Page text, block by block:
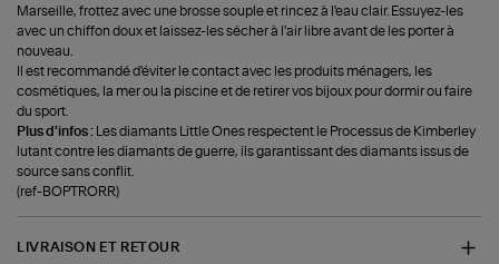
Marseille, frottez avec une brosse souple et rincez à l'eau clair. Essuyez-les
avec un chiffon doux et laissez-les sécher à l'air libre avant de les porter à
nouveau.
Il est recommandé d'éviter le contact avec les produits ménagers, les
cosmétiques, la mer ou la piscine et de retirer vos bijoux pour dormir ou faire
du sport.
Plus d'infos :
Les diamants Little Ones respectent le Processus de Kimberley
lutant contre les diamants de guerre, ils garantissant des diamants issus de
source sans conflit.
(ref-BOPTRORR)
LIVRAISON ET RETOUR